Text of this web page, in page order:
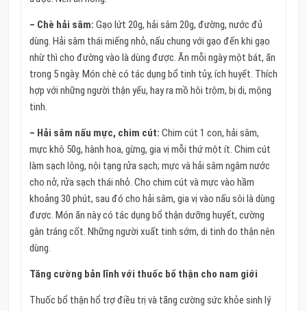
– Chè hải sâm: Gạo lứt 20g, hải sâm 20g, đường, nước đủ
dùng. Hải sâm thái miếng nhỏ, nấu chung với gạo đến khi gạo
nhừ thì cho đường vào là dùng được. Ăn mỗi ngày một bát, ăn
trong 5 ngày. Món chè có tác dụng bổ tinh tủy, ích huyết. Thích
hợp với những người thận yếu, hay ra mồ hôi trộm, bị di, mộng
tinh.
– Hải sâm nấu mực, chim cút: Chim cút 1 con, hải sâm,
mực khô 50g, hành hoa, gừng, gia vị mỗi thứ một ít. Chim cút
làm sạch lông, nội tạng rửa sạch; mực và hải sâm ngâm nước
cho nở, rửa sạch thái nhỏ. Cho chim cút và mực vào hầm
khoảng 30 phút, sau đó cho hải sâm, gia vị vào nấu sôi là dùng
được. Món ăn này có tác dụng bổ thận dưỡng huyết, cường
gân tráng cốt. Những người xuất tinh sớm, di tinh do thận nên
dùng.
Tăng cường bản lĩnh với thuốc bổ thận cho nam giới
Thuốc bổ thận hổ trợ điều trị và tăng cường sức khỏe sinh lý